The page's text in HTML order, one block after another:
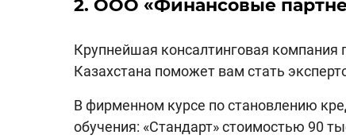
2. ООО «Финансовые
Крупнейшая консалтинговая
Казахстана поможет вам стать
В фирменном курсе по становлению
обучения: «Стандарт» стоимостью 90